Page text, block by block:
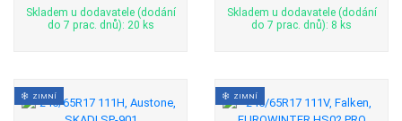
Skladem u dodavatele (dodání
do 7 prac. dnů): 20 ks
Skladem u dodavatele (dodání
do 7 prac. dnů): 8 ks
ZIMNÍ ZIMNÍ